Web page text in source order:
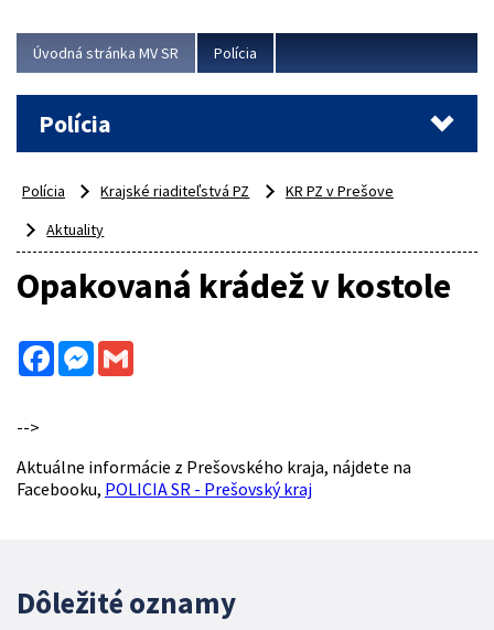
Úvodná stránka MV SR Polícia
Polícia
Polícia Krajské riaditeľstvá PZ
KR PZ v Prešove
Aktuality
Opakovaná krádež v kostole
FacebookMessenger
-->
Aktuálne informácie z Prešovského kraja, nájdete na
Facebooku, POLICIA SR - Prešovský kraj
Dôležité oznamy